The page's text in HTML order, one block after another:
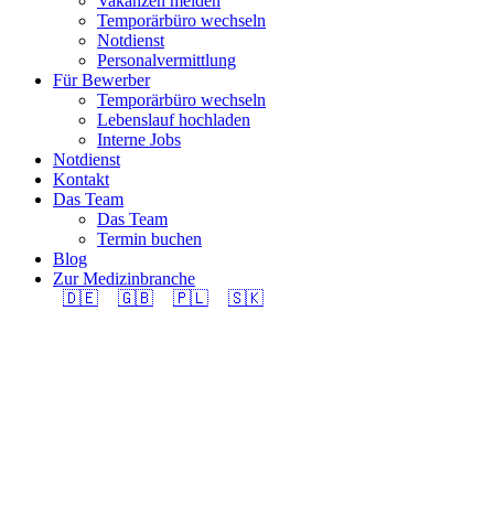
Temporärbüro wechseln
Notdienst
Personalvermittlung
Für Bewerber
Temporärbüro wechseln
Lebenslauf hochladen
Interne Jobs
Notdienst
Kontakt
Das Team
Das Team
Termin buchen
Blog
Zur Medizinbranche
🇩🇪
🇬🇧 🇵🇱 🇸🇰